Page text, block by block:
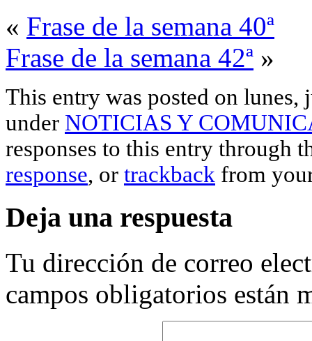
« Frase de la semana 40ª
Frase de la semana 42ª »
This entry was posted on
under NOTICIAS Y
responses to this entry through
response, or trackback from
Deja una respuesta
Tu dirección de correo
campos obligatorios están